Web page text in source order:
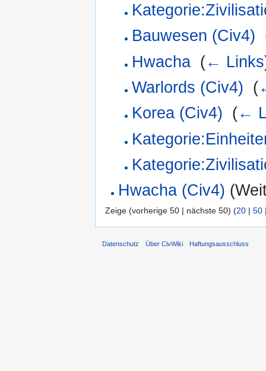
Bauwesen (Civ4)
Hwacha‎ (← Links
Warlords (Civ4) (
Korea (Civ4) (←
Hwacha (Civ4)
Zeige (vorherige 50 | nächste 50) (20 | 50
Datenschutz Über CivWiki Haftungsausschluss